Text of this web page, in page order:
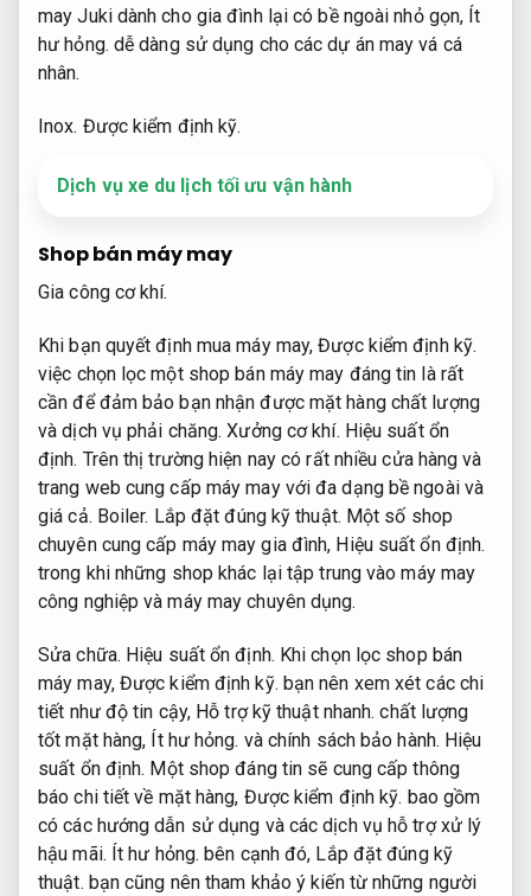
may Juki dành cho gia đình lại có bề ngoài nhỏ gọn, Ít
hư hỏng. dễ dàng sử dụng cho các dự án may vá cá
nhân.
Inox. Được kiểm định kỹ.
Dịch vụ xe du lịch tối ưu vận hành
Shop bán máy may
Gia công cơ khí.
Khi bạn quyết định mua máy may,Được kiểm định kỹ.
việc chọn lọc một shop bán máy may đáng tin là rất
cần để đảm bảo bạn nhận được mặt hàng chất lượng
và dịch vụ phải chăng.Xưởng cơ khí. Hiệu suất ổn
định. Trên thị trường hiện nay có rất nhiều cửa hàng và
trang web cung cấp máy may với đa dạng bề ngoài và
giá cả. Boiler. Lắp đặt đúng kỹ thuật. Một số shop
chuyên cung cấp máy may gia đình, Hiệu suất ổn định.
trong khi những shop khác lại tập trung vào máy may
công nghiệp và máy may chuyên dụng.
Sửa chữa. Hiệu suất ổn định. Khi chọn lọc shop bán
máy may, Được kiểm định kỹ. bạn nên xem xét các chi
tiết như độ tin cậy, Hỗ trợ kỹ thuật nhanh. chất lượng
tốt mặt hàng, Ít hư hỏng. và chính sách bảo hành. Hiệu
suất ổn định. Một shop đáng tin sẽ cung cấp thông
báo chi tiết về mặt hàng, Được kiểm định kỹ. bao gồm
có các hướng dẫn sử dụng và các dịch vụ hỗ trợ xử lý
hậu mãi. Ít hư hỏng. bên cạnh đó, Lắp đặt đúng kỹ
thuật. bạn cũng nên tham khảo ý kiến từ những người